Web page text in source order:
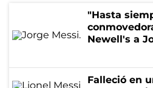
"Hasta
Newell's a
Falleció en